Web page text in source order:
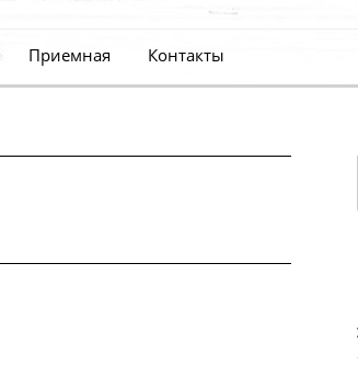
Приемная Контакты